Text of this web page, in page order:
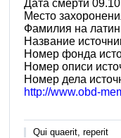
Дата смерти
Место
Фамилия на
Название
Номер фонда
Номер описи
Номер дела
http://www.obd-
Qui quaerit, reperit